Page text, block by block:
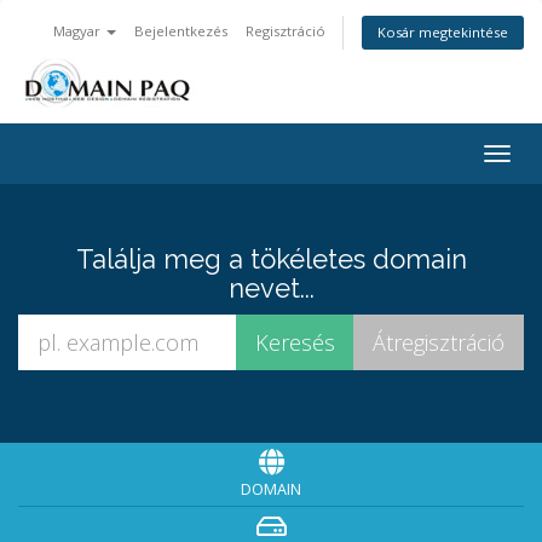
Magyar Bejelentkezés Regisztráció Kosár megtekintése
Találja meg a tökéletes domain
nevet...
DOMAIN